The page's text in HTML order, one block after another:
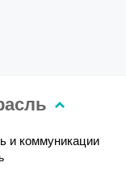
и коммуникации